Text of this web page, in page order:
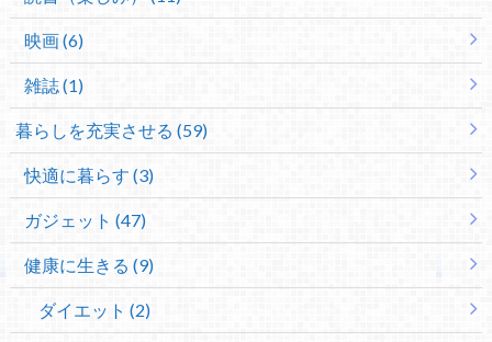
映画 (6)
雑誌 (1)
暮らしを充実させる (59)
快適に暮らす (3)
ガジェット (47)
健康に生きる (9)
ダイエット (2)